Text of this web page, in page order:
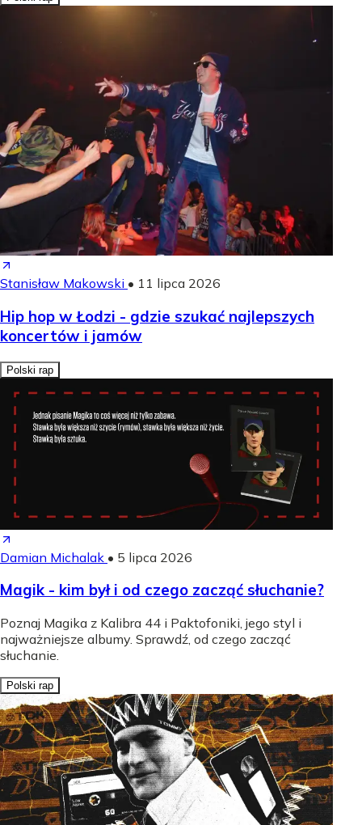
Stanisław Makowski • 11 lipca 2026
Hip hop w Łodzi - gdzie szukać najlepszych
koncertów i jamów
Polski rap
Damian Michalak • 5 lipca 2026
Magik - kim był i od czego zacząć słuchanie?
Poznaj Magika z Kalibra 44 i Paktofoniki, jego styl i
najważniejsze albumy. Sprawdź, od czego zacząć
słuchanie.
Polski rap